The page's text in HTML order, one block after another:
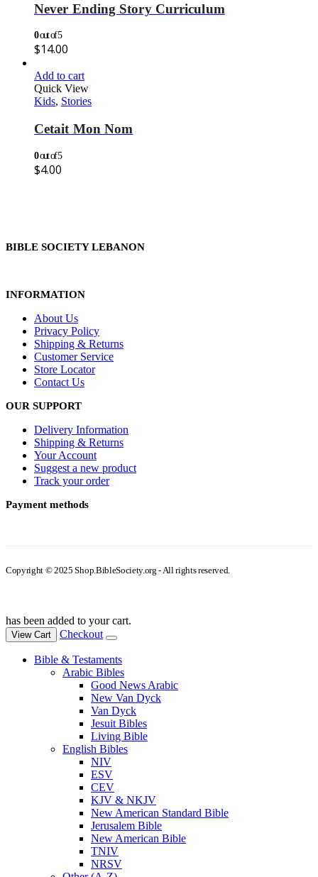
Never Ending Story Curriculum
0out of 5
$14.00
Add to cart
Quick View
Kids, Stories
Cetait Mon Nom
0out of 5
$4.00
BIBLE SOCIETY LEBANON
INFORMATION
About Us
Privacy Policy
Shipping & Returns
Customer Service
Store Locator
Contact Us
OUR SUPPORT
Delivery Information
Shipping & Returns
Your Account
Suggest a new product
Track your order
Payment methods
Copyright © 2025 Shop.BibleSociety.org - All rights reserved.
has been added to your cart.
View Cart Checkout
Bible & Testaments
Arabic Bibles
Good News Arabic
New Van Dyck
Van Dyck
Jesuit Bibles
Living Bible
English Bibles
NIV
ESV
CEV
KJV & NKJV
New American Standard Bible
Jerusalem Bible
New American Bible
TNIV
NRSV